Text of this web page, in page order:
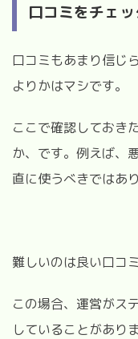
口コミをチェッ
口コミもあまり信じ
よりかはマシです。
ここで確認しておき
か、です。例えば、
直に使うべきではあ
難しいのは良い口コ
この場合、運営がス
していることがあり